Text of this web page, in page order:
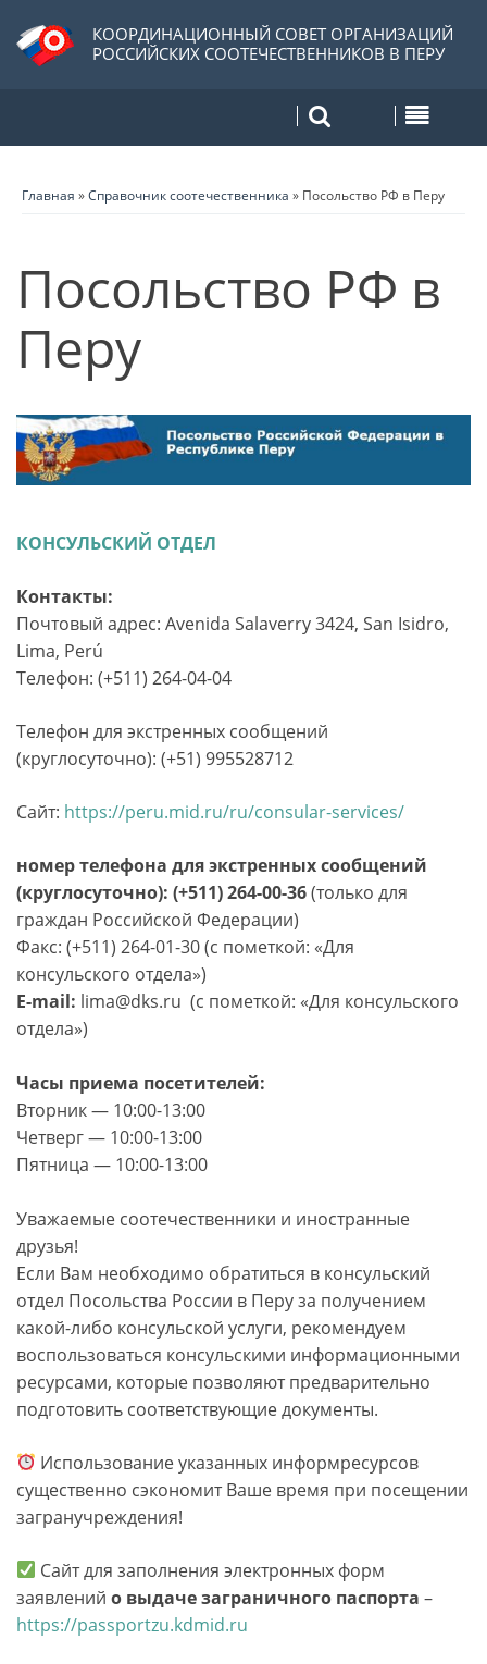
КООРДИНАЦИОННЫЙ СОВЕТ ОРГАНИЗАЦИЙ
РОССИЙСКИХ СООТЕЧЕСТВЕННИКОВ В ПЕРУ
Главная »Справочник соотечественника » Посольство РФ в Перу
Посольство РФ в
Перу
КОНСУЛЬСКИЙ ОТДЕЛ
Контакты:
Почтовый адрес: Avenida Salaverry 3424, San Isidro,
Lima, Perú
Телефон: (+511) 264-04-04
Телефон для экстренных сообщений
(круглосуточно): (+51) 995528712
Сайт: https://peru.mid.ru/ru/consular-services/
номер телефона для экстренных сообщений
(круглосуточно): (+511) 264-00-36(только для
граждан Российской Федерации)
Факс: (+511) 264-01-30 (с пометкой: «Для
консульского отдела»)
E-mail: lima@dks.ru (с пометкой: «Для консульского
отдела»)
Часы приема посетителей:
Вторник — 10:00-13:00
Четверг — 10:00-13:00
Пятница — 10:00-13:00
Уважаемые соотечественники и иностранные
друзья!
‍Если Вам необходимо обратиться в консульский
отдел Посольства России в Перу за получением
какой-либо консульской услуги, рекомендуем
воспользоваться консульскими информационными
ресурсами, которые позволяют предварительно
подготовить соответствующие документы.
Использование указанных информресурсов
существенно сэкономит Ваше время при посещении
загранучреждения!
Сайт для заполнения электронных форм
заявлений о выдаче заграничного паспорта –
https://passportzu.kdmid.ru